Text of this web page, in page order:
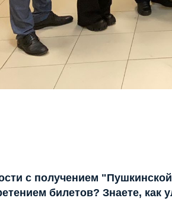
с получением
билетов? Знаете, как